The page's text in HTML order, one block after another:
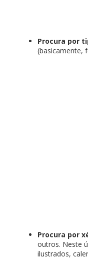
Procura por
(basicamente,
Procura por
outros. Neste
ilustrados,